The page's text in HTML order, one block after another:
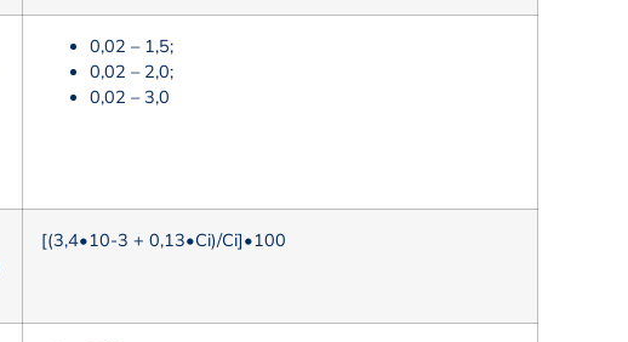
0,02 – 1,5;
0,02 – 2,0;
0,02 – 3,0
[(3,4•10-3 + 0,13•Ci)/Ci]•100